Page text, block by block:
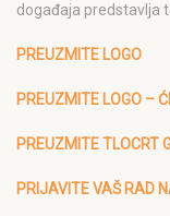
događaja predstavlja
PREUZMITE LOGO
PREUZMITE LOGO –
PREUZMITE TLOCRT
PRIJAVITE VAŠ RAD